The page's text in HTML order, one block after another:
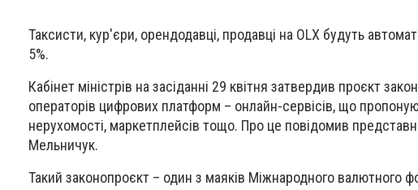
Таксисти, кур'єри, орендодавці, продавці на OLX будуть
5%.
Кабінет міністрів на засіданні 29 квітня затвердив проєкт
операторів цифрових платформ – онлайн-сервісів, що
нерухомості, маркетплейсів тощо. Про це повідомив
Мельничук.
Такий законопроєкт – один з маяків Міжнародного валютного